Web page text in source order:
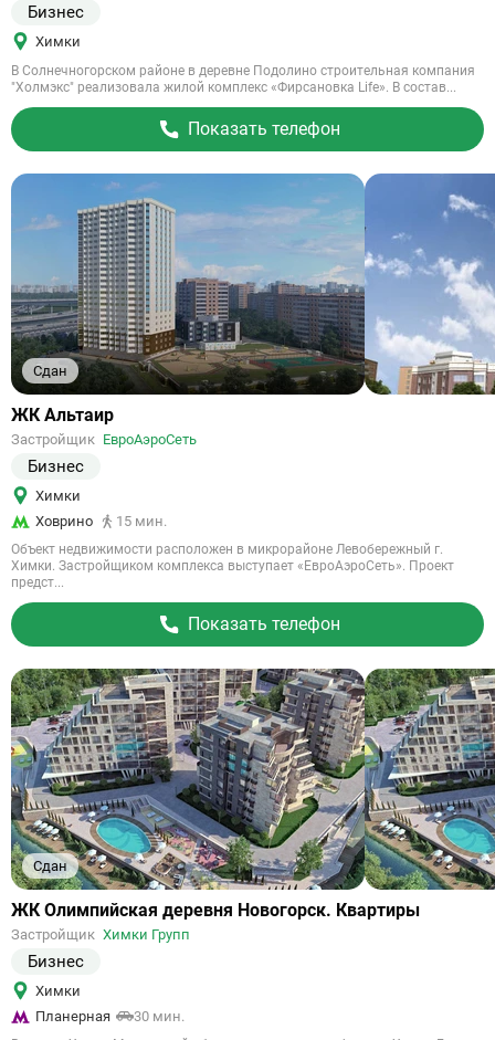
Бизнес
Химки
В Солнечногорском районе в деревне Подолино строительная компания
"Холмэкс" реализовала жилой комплекс «Фирсановка Life». В состав...
Показать телефон
Сдан
Ссылка
объект
ЖК Альтаир
Застройщик ЕвроАэроСеть
Бизнес
Химки
Ховрино
15 мин.
Объект недвижимости расположен в микрорайоне Левобережный г.
Химки. Застройщиком комплекса выступает «ЕвроАэроСеть». Проект
предст...
Показать телефон
Сдан
Ссылка
объект
ЖК Олимпийская деревня Новогорск. Квартиры
Застройщик Химки Групп
Бизнес
Химки
Планерная
30 мин.